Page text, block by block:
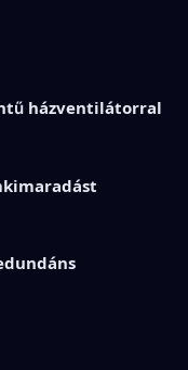
házventilátorral